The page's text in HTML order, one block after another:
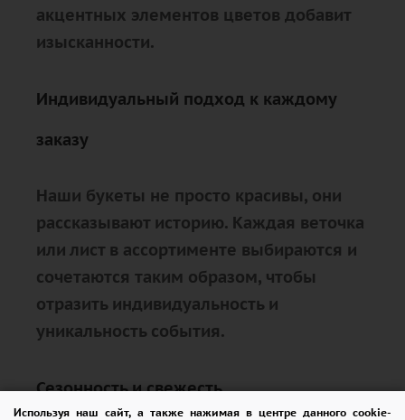
Используя наш сайт, а также нажимая в центре данного cookie-
акцентных элементов цветов добавит
изысканности.
Индивидуальный подход к каждому
заказу
Наши букеты не просто красивы, они
рассказывают историю. Каждая веточка
или лист в ассортименте выбираются и
сочетаются таким образом, чтобы
отразить индивидуальность и
уникальность события.
Сезонность и свежесть